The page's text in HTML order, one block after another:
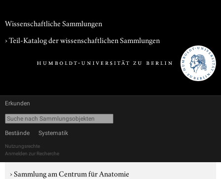
Wissenschaftliche Sammlungen
› Teil-Katalog der wissenschaftlichen Sammlungen
Erkunden
Bestände Systematik
Nutzungsrechte
Anmelden zur Recherche
›Sammlung am Centrum für Anatomie